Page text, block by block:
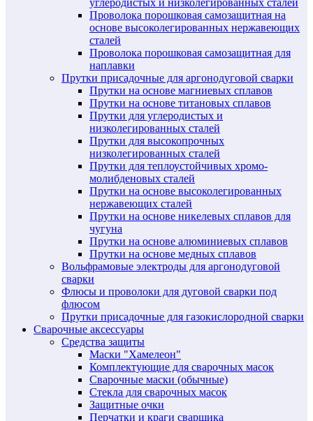
Проволока порошковая самозащитная на
основе высоколегированных нержавеющих
сталей
Проволока порошковая самозащитная для
наплавки
Прутки присадочные для аргонодуговой сварки
Прутки на основе магниевых сплавов
Прутки на основе титановых сплавов
Прутки для углеродистых и
низколегированных сталей
Прутки для высокопрочных
низколегированных сталей
Прутки для теплоустойчивых хромо-
молибденовых сталей
Прутки на основе высоколегированных
нержавеющих сталей
Прутки на основе никелевых сплавов для
чугуна
Прутки на основе алюминиевых сплавов
Прутки на основе медных сплавов
Вольфрамовые электроды для аргонодуговой
сварки
Флюсы и проволоки для дуговой сварки под
флюсом
Прутки присадочные для газокислородной сварки
Сварочные аксессуары
Средства защиты
Маски "Хамелеон"
Комплектующие для сварочных масок
Сварочные маски (обычные)
Стекла для сварочных масок
Защитные очки
Перчатки и краги сварщика